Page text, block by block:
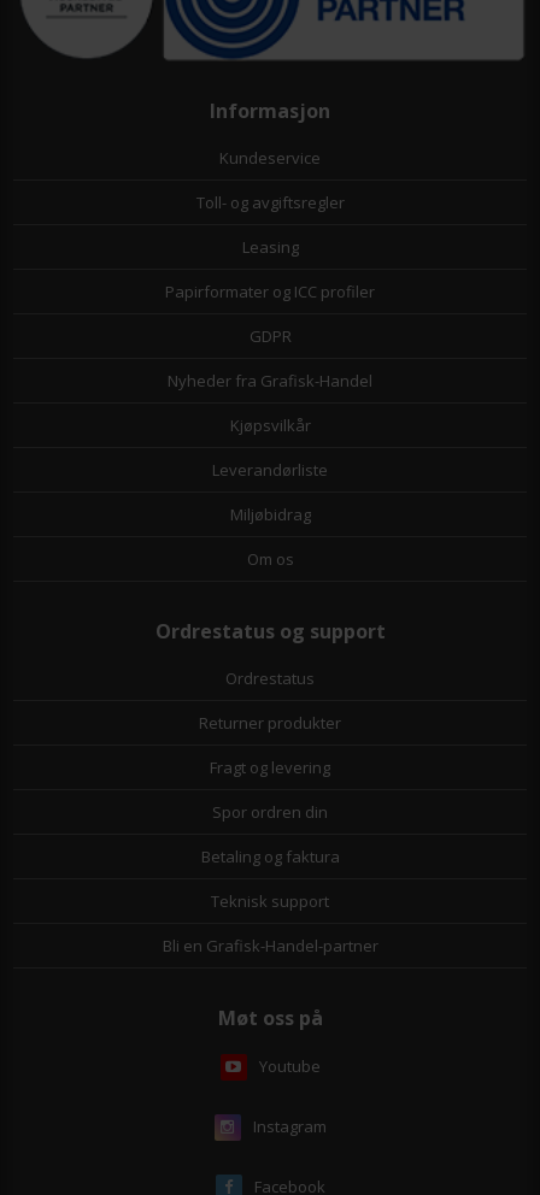
Informasjon
Kundeservice
Toll- og avgiftsregler
Leasing
Papirformater og ICC profiler
GDPR
Nyheder fra Grafisk-Handel
Kjøpsvilkår
Leverandørliste
Miljøbidrag
Om os
Ordrestatus og support
Ordrestatus
Returner produkter
Fragt og levering
Spor ordren din
Betaling og faktura
Teknisk support
Bli en Grafisk-Handel-partner
Møt oss på
Youtube
Instagram
Facebook